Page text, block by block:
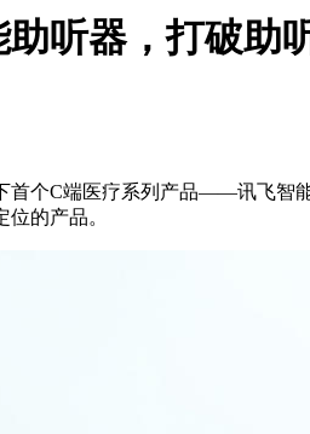
听器，打破助
首个C端医疗系列产品——讯飞智
的产品。